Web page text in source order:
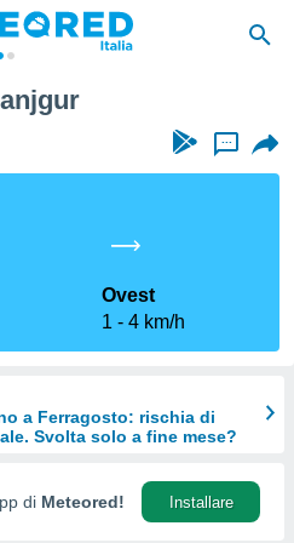
...
Ovest
1
4 km/h
a Ferragosto: rischia di
Svolta solo a fine mese?
di Meteored! Installare